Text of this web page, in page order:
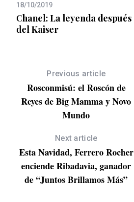
18/10/2019
Chanel: La leyenda después
del Kaiser
Previous article
Rosconmisú: el Roscón de
Reyes de Big Mamma y Novo
Mundo
Next article
Esta Navidad, Ferrero Rocher
enciende Ribadavia, ganador
de “Juntos Brillamos Más”